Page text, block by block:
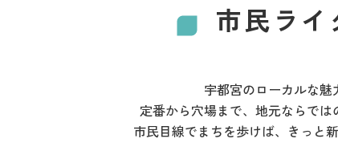
市民ライ
宇都宮のローカルな魅
定番から穴場まで、地元ならでは
市民目線でまちを歩けば、きっと